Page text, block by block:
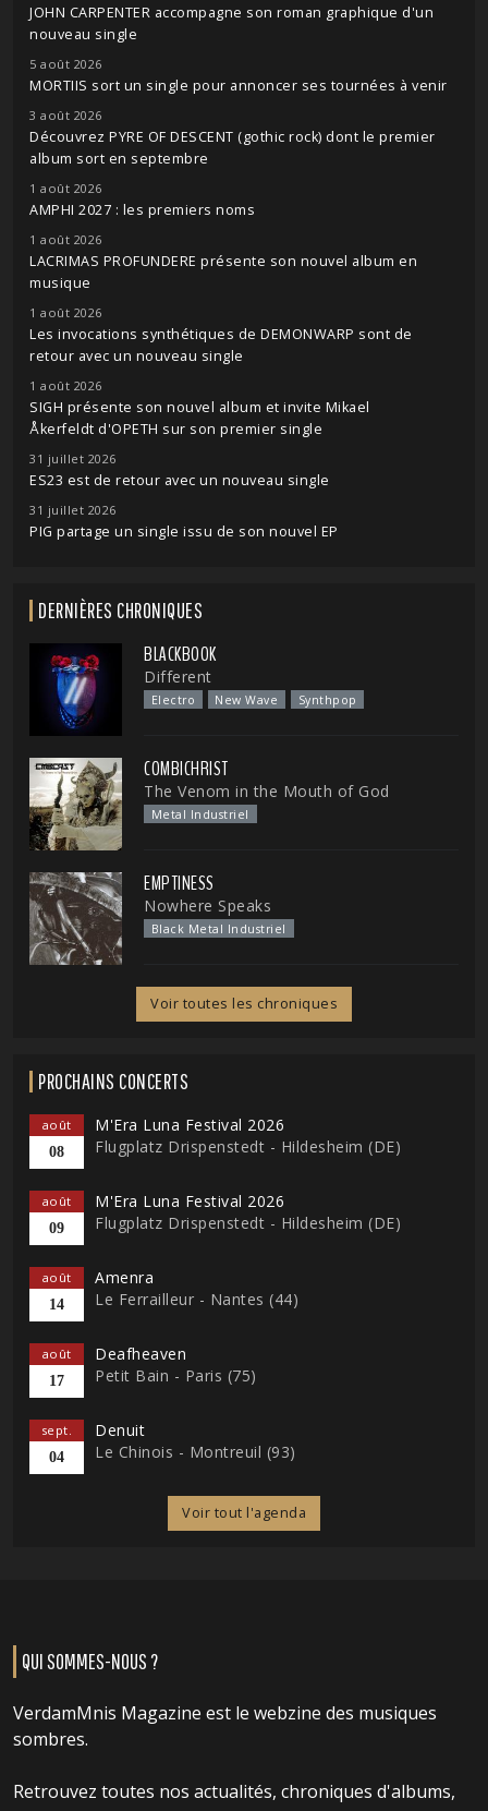
JOHN CARPENTER accompagne son roman graphique d'un
nouveau single
5 août 2026
MORTIIS sort un single pour annoncer ses tournées à venir
3 août 2026
Découvrez PYRE OF DESCENT (gothic rock) dont le premier
album sort en septembre
1 août 2026
AMPHI 2027 : les premiers noms
1 août 2026
LACRIMAS PROFUNDERE présente son nouvel album en
musique
1 août 2026
Les invocations synthétiques de DEMONWARP sont de
retour avec un nouveau single
1 août 2026
SIGH présente son nouvel album et invite Mikael
Åkerfeldt d'OPETH sur son premier single
31 juillet 2026
ES23 est de retour avec un nouveau single
31 juillet 2026
PIG partage un single issu de son nouvel EP
DERNIÈRES CHRONIQUES
BLACKBOOK
Different
Electro New Wave Synthpop
COMBICHRIST
The Venom in the Mouth of God
Metal Industriel
EMPTINESS
Nowhere Speaks
Black Metal Industriel
Voir toutes les chroniques
PROCHAINS CONCERTS
août
08
M'Era Luna Festival 2026
Flugplatz Drispenstedt - Hildesheim (DE)
août
09
M'Era Luna Festival 2026
Flugplatz Drispenstedt - Hildesheim (DE)
août
14
Amenra
Le Ferrailleur - Nantes (44)
août
17
Deafheaven
Petit Bain - Paris (75)
sept.
04
Denuit
Le Chinois - Montreuil (93)
Voir tout l'agenda
QUI SOMMES-NOUS ?
VerdamMnis Magazine est le webzine des musiques
sombres.
Retrouvez toutes nos actualités, chroniques d'albums,